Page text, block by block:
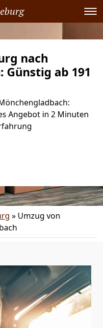
nach
ab 191
Angebot in 2 Minuten
» Umzug von